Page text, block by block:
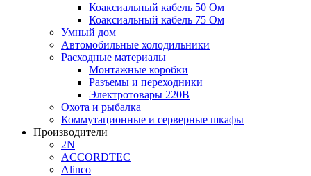
Коаксиальный кабель 50 Ом
Коаксиальный кабель 75 Ом
Умный дом
Автомобильные холодильники
Расходные материалы
Монтажные коробки
Разъемы и переходники
Электротовары 220В
Охота и рыбалка
Коммутационные и серверные шкафы
Производители
2N
ACCORDTEC
Alinco